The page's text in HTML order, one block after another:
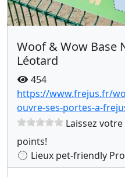
Woof & Wow Base
Léotard
454
https://www.frejus.fr/
ouvre-ses-portes-a-
Laissez
points!
Lieux pet-friendly